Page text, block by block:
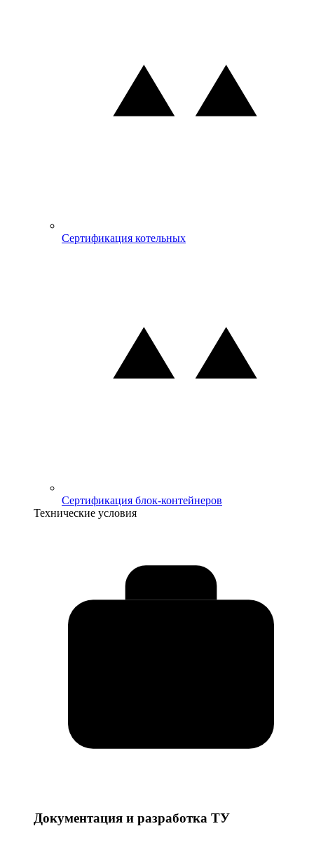
Сертификация котельных
Сертификация блок-контейнеров
Технические условия
Документация и разработка ТУ